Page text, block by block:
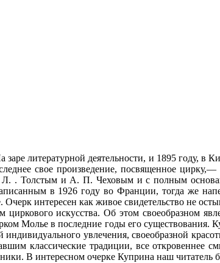
литературной деятельности, и 1895 году, в
свое произведение, посвященное
. Толстым и А. П. Чеховым и с полным
в 1926 году во Франции, тогда же
интересен как живое свидетельство не
искусства. Об этом своеобразном
Молье в последние годы его существования.
увлечения, своеоб­разной
классические традиции, все откровеннее
В интересном очерке Куприна наш читатель